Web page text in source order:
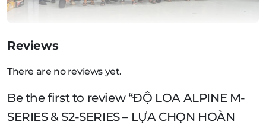
Reviews
There are no reviews yet.
Be the first to review “ĐỘ LOA ALPINE M-
SERIES & S2-SERIES – LỰA CHỌN HOÀN